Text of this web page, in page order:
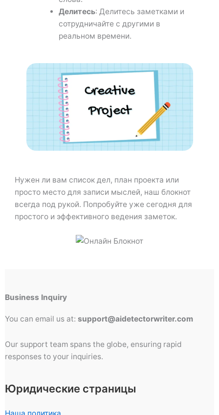
Делитесь: Делитесь заметками и
сотрудничайте с другими в
реальном времени.
Нужен ли вам список дел, план проекта или
просто место для записи мыслей, наш блокнот
всегда под рукой. Попробуйте уже сегодня для
простого и эффективного ведения заметок.
Business Inquiry
You can email us at: support@aidetectorwriter.com
Our support team spans the globe, ensuring rapid
responses to your inquiries.
Юридические страницы